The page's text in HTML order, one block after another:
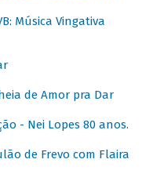
Música Vingativa
de Amor pra Dar
- Nei Lopes 80 anos.
de Frevo com Flaira